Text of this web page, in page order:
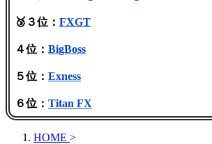
🥉３位： FXGT
４位： BigBoss
５位： Exness
６位： Titan FX
HOME >